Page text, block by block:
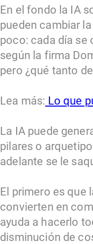
En el fondo la IA
pueden cambiar
poco: cada día se
según la firma
pero ¿qué tanto
Lea más: Lo que
La IA puede
pilares o
adelante se le
El primero es que
convierten en
ayuda a hacerlo
disminución de